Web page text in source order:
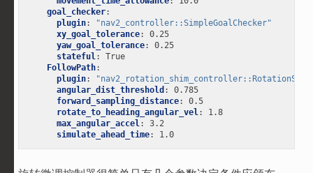
goal_checker:
plugin:
"nav2_controller::SimpleGoalChecker"
xy_goal_tolerance:
0.25
yaw_goal_tolerance:
0.25
stateful:
True
FollowPath:
plugin:
angular_dist_threshold :
0.785
forward_sampling_distance:
0.5
rotate_to_heading_angular_vel:
1.8
max_angular_accel:
3.2
simulate_ahead_time: 1.0